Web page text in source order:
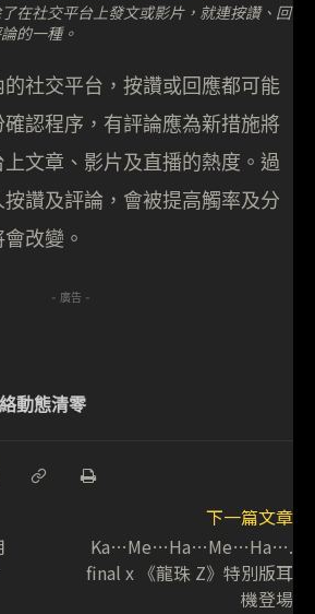
在社交平台上發文或影片，就連按讚、回
的一種。
社交平台，按讚或回應都可能
認程序，有評論應為新措施將
文章、影片及直播的熱度。過
讚及評論，會被提高觸率及分
改變。
- 廣告 -
動態清零
下一篇文章
Ka…Me…Ha…Me…Ha….
final x 《龍珠 Z》特別版耳
機登場